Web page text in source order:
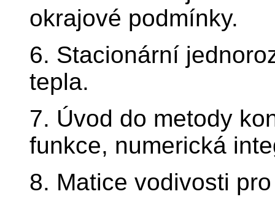
okrajové podmínky.
6. Stacionární
tepla.
7. Úvod do metody
funkce, numerická
8. Matice vodivosti